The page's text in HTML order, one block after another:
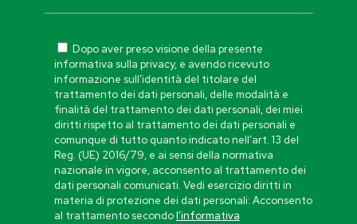
Dopo aver preso visione della presente
informativa sulla privacy, e avendo ricevuto
informazione sull’identità del titolare del
trattamento dei dati personali, delle modalità e
finalità del trattamento dei dati personali, dei miei
diritti rispetto al trattamento dei dati personali e
comunque di tutto quanto indicato nell’art. 13 del
Reg. (UE) 2016/79, e ai sensi della normativa
nazionale in vigore, acconsento al trattamento dei
dati personali comunicati. Vedi esercizio diritti in
materia di protezione dei dati personali: Acconsento
al trattamento secondol’informativa